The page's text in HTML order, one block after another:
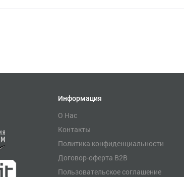
Информация
О Нас
Контакты
Политика конфиденциальности
Договор-оферта B2B
Пользовательское соглашение